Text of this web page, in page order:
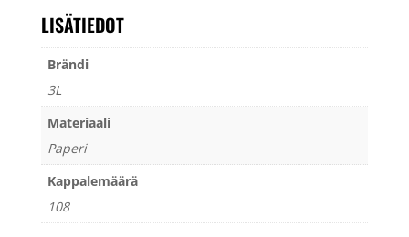
LISÄTIEDOT
Brändi
3L
Materiaali
Paperi
Kappalemäärä
108